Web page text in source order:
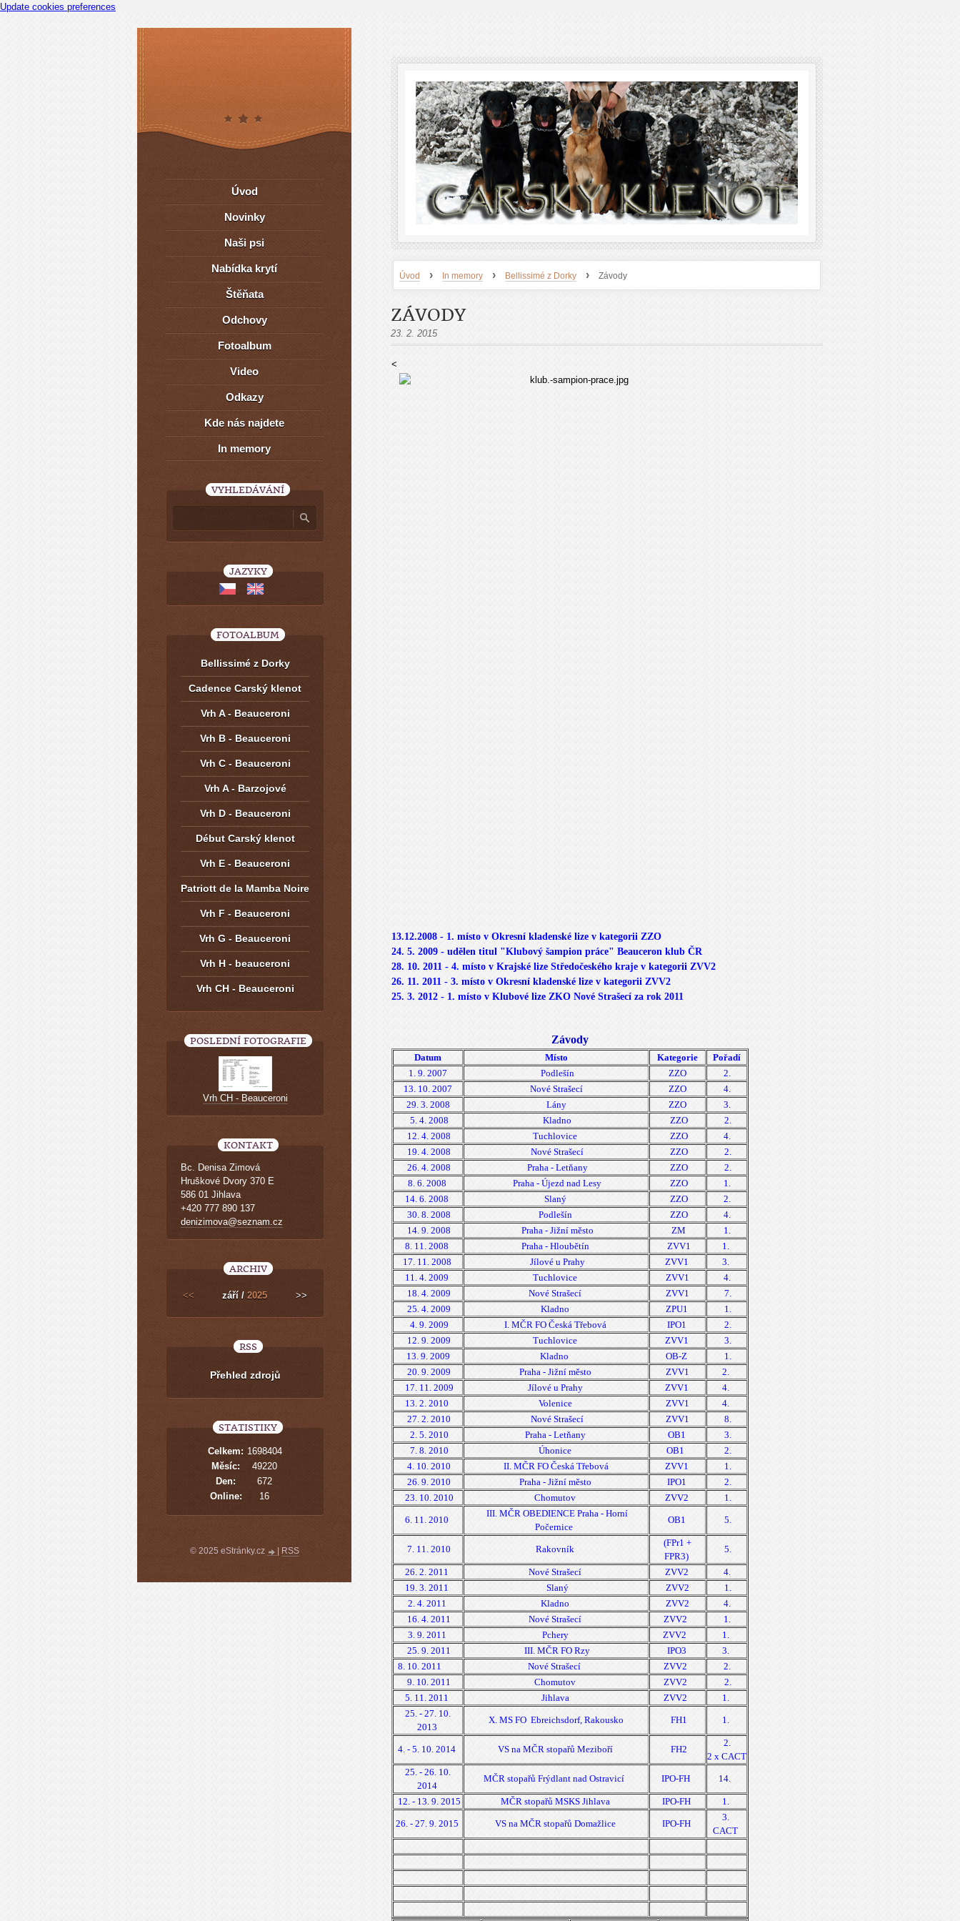
Update cookies preferences
Úvod › In memory › Bellissimé z Dorky › Závody
ZÁVODY
23. 2. 2015
<
13.12.2008 - 1. místo v Okresní kladenské lize v kategorii ZZO
24. 5. 2009 - udělen titul "Klubový šampion práce" Beauceron klub ČR
28. 10. 2011 - 4. místo v Krajské lize Středočeského kraje v kategorii ZVV2
26. 11. 2011 - 3. místo v Okresní kladenské lize v kategorii ZVV2
25. 3. 2012 - 1. místo v Klubové lize ZKO Nové Strašecí za rok 2011
Závody
Datum Místo Kategorie
Pořadí
1. 9. 2007
Podlešín ZZO
2.
13. 10. 2007
Nové Strašecí ZZO
4.
29. 3. 2008
Lány ZZO
3.
5. 4. 2008
Kladno ZZO
2.
12. 4. 2008
Tuchlovice ZZO
4.
19. 4. 2008
Nové Strašecí ZZO
2.
26. 4. 2008
Praha - Letňany ZZO
2.
8. 6. 2008
Praha - Újezd nad Lesy ZZO
1.
14. 6. 2008
Slaný ZZO
2.
30. 8. 2008
Podlešín ZZO
4.
14. 9. 2008
Praha - Jižní město ZM
1.
8. 11. 2008
Praha - Hloubětín ZVV1
1.
17. 11. 2008
Jílové u Prahy ZVV1
3.
11. 4. 2009
Tuchlovice ZVV1
4.
18. 4. 2009
Nové Strašecí ZVV1
7.
25. 4. 2009
Kladno ZPU1
1.
4. 9. 2009
I. MČR FO Česká Třebová IPO1
2.
12. 9. 2009
Tuchlovice ZVV1
3.
13. 9. 2009
Kladno OB-Z
1.
20. 9. 2009
Praha - Jižní město ZVV1
2.
17. 11. 2009
Jílové u Prahy ZVV1
4.
13. 2. 2010
Volenice ZVV1
4.
27. 2. 2010
Nové Strašecí ZVV1
8.
2. 5. 2010
Praha - Letňany OB1
3.
7. 8. 2010
Úhonice OB1
2.
4. 10. 2010
II. MČR FO Česká Třebová ZVV1
1.
26. 9. 2010
Praha - Jižní město IPO1
2.
23. 10. 2010
Chomutov ZVV2 1.
6. 11. 2010
III. MČR OBEDIENCE Praha - Horní
Počernice
OB1 5.
7. 11. 2010 Rakovník
(FPr1 +
FPR3)
5.
26. 2. 2011 Nové Strašecí ZVV2
4.
19. 3. 2011
Slaný ZVV2
1.
2. 4. 2011
Kladno ZVV2
4.
16. 4. 2011
Nové Strašecí ZVV2
1.
3. 9. 2011
Pchery ZVV2
1.
25. 9. 2011
III. MČR FO Rzy IPO3
3.
8. 10. 2011
Nové Strašecí ZVV2
2.
9. 10. 2011
Chomutov ZVV2
2.
5. 11. 2011
Jihlava ZVV2
1.
25. - 27. 10.
2013
X. MS FO Ebreichsdorf, Rakousko FH1 1.
4. - 5. 10. 2014 VS na MČR stopařů Meziboří FH2
2.
2 x CACT
25. - 26. 10.
2014
MČR stopařů Frýdlant nad Ostravicí IPO-FH 14.
12. - 13. 9. 2015 MČR stopařů MSKS Jihlava IPO-FH 1.
26. - 27. 9. 2015 VS na MČR stopařů Domažlice IPO-FH
3.
CACT
Úvod
Novinky
Naši psi
Nabídka krytí
Štěňata
Odchovy
Fotoalbum
Video
Odkazy
Kde nás najdete
In memory
VYHLEDÁVÁNÍ
JAZYKY
FOTOALBUM
Bellissimé z Dorky
Cadence Carský klenot
Vrh A - Beauceroni
Vrh B - Beauceroni
Vrh C - Beauceroni
Vrh A - Barzojové
Vrh D - Beauceroni
Début Carský klenot
Vrh E - Beauceroni
Patriott de la Mamba Noire
Vrh F - Beauceroni
Vrh G - Beauceroni
Vrh H - beauceroni
Vrh CH - Beauceroni
POSLEDNÍ FOTOGRAFIE
Vrh CH - Beauceroni
KONTAKT
Bc. Denisa Zimová
Hruškové Dvory 370 E
586 01 Jihlava
+420 777 890 137
denizimova@seznam.cz
ARCHIV
<< září / 2025 >>
RSS
Přehled zdrojů
STATISTIKY
Online: 16
Celkem: 1698404
Měsíc:
49220
Den:
672
© 2025 eStránky.cz RSS